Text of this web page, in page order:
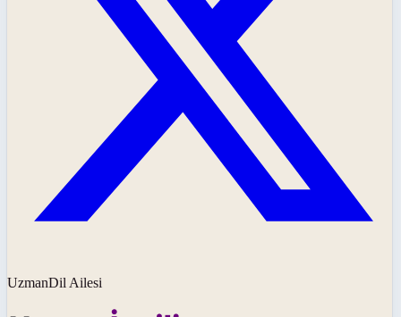
UzmanDil Ailesi